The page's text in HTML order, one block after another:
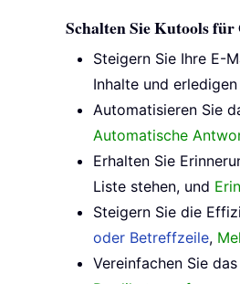
Schalten Sie Kutools
Steigern Sie Ihre E-
Inhalte und
Automatisieren Sie
Automatische
Erhalten Sie
Liste stehen, und
Steigern Sie die
oder Betreffzeile,
Vereinfachen Sie